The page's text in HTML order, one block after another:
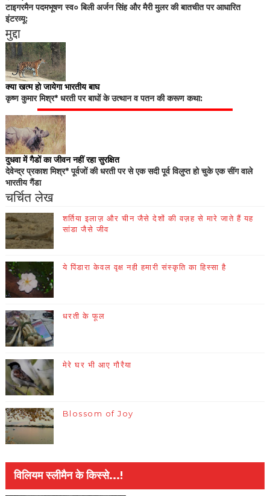
टाइगरमैन पदमभूषण स्व० बिली अर्जन सिंह और मैरी मुलर की बातचीत पर आधारित
इंटरव्यू:
मुद्दा
क्या खत्म हो जायेगा भारतीय बाघ
कृष्ण कुमार मिश्र* धरती पर बाघों के उत्थान व पतन की करूण कथा:
दुधवा में गैडों का जीवन नहीं रहा सुरक्षित
देवेन्द्र प्रकाश मिश्र* पूर्वजों की धरती पर से एक सदी पूर्व विलुप्त हो चुके एक सींग वाले
भारतीय गैंडा
चर्चित लेख
शर्तिया इलाज़ और चीन जैसे देशों की वज़ह से मारे जाते हैं यह
सांडा जैसे जीव
ये पिंडारा केवल वृक्ष नही हमारी संस्कृति का हिस्सा है
धरती के फूल
मेरे घर भी आए गौरैया
Blossom of Joy
विलियम स्लीमैन के किस्से...!